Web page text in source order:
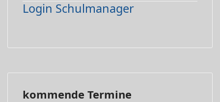
Login Schulmanager
kommende Termine